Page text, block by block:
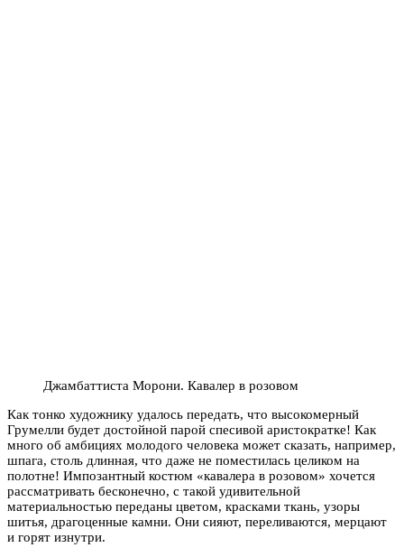
Джамбаттиста Морони. Кавалер в розовом
Как тонко художнику удалось передать, что высокомерный
Грумелли будет достойной парой спесивой аристократке! Как
много об амбициях молодого человека может сказать, например,
шпага, столь длинная, что даже не поместилась целиком на
полотне! Импозантный костюм «кавалера в розовом» хочется
рассматривать бесконечно, с такой удивительной
материальностью переданы цветом, красками ткань, узоры
шитья, драгоценные камни. Они сияют, переливаются, мерцают
и горят изнутри.